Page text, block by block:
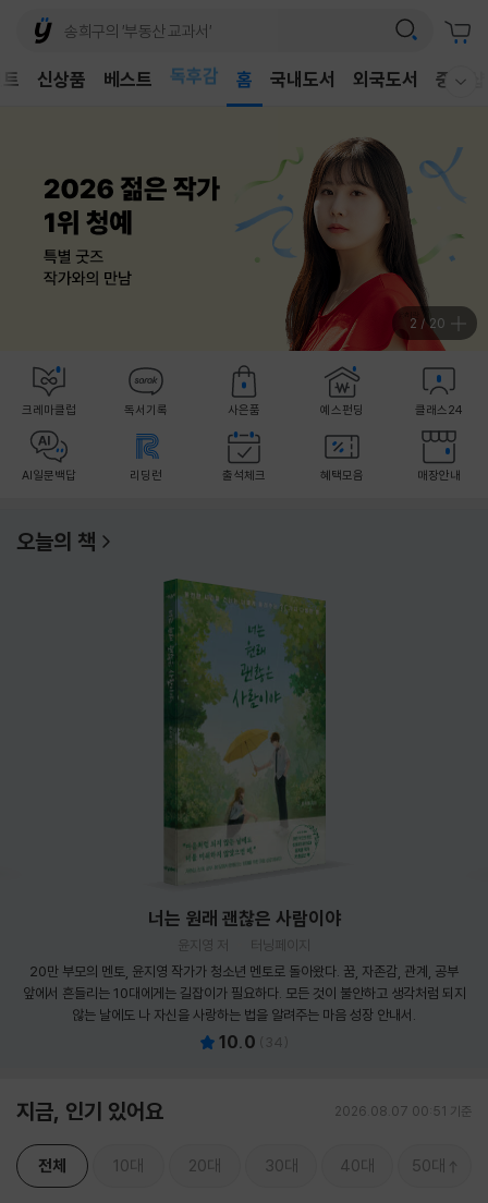
신상품 베스트
어린이
홈 국내도서 외국도서 중고샵
2 /20
크레마클럽 독서기록 사은품 예스펀딩 클래스24
AI일문백답 리딩런 출석체크 혜택모음 매장안내
오늘의 책
너는 원래 괜찮은 사람이야
윤지영 저
터닝페이지
20만 부모의 멘토, 윤지영 작가가 청소년 멘토로 돌아왔다. 꿈, 자존감, 관계, 공부
앞에서 흔들리는 10대에게는 길잡이가 필요하다. 모든 것이 불안하고 생각처럼 되지
않는 날에도 나 자신을 사랑하는 법을 알려주는 마음 성장 안내서.
10.0 ( 34 )
지금, 인기 있어요 2026.08.07 00:51 기준
전체 10대 20대 30대 40대 50대